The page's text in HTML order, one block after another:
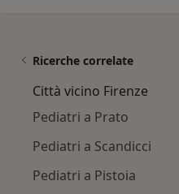
Ricerche correlate
Città vicino Firenze
Pediatri a Prato
Pediatri a Scandicci
Pediatri a Pistoia